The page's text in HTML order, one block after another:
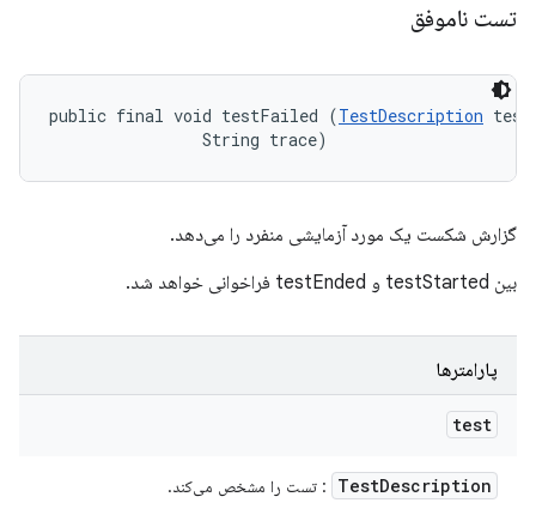
تست ناموفق
public final void testFailed (TestDescription
                String trace)
گزارش شکست یک مورد آزمایشی منفرد را می‌دهد.
بین testStarted و testEnded فراخوانی خواهد شد.
پارامترها
test
TestDescription : تست را مشخص می‌کند.